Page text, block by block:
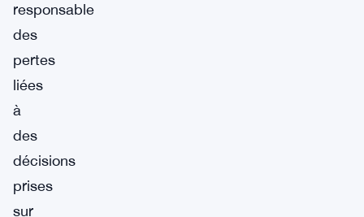
responsable
des
pertes
liées
à
des
décisions
prises
sur